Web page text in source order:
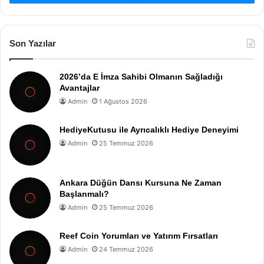
Son Yazılar
2026’da E İmza Sahibi Olmanın Sağladığı
Avantajlar
Admin 1 Ağustos 2026
HediyeKutusu ile Ayrıcalıklı Hediye Deneyimi
Admin 25 Temmuz 2026
Ankara Düğün Dansı Kursuna Ne Zaman
Başlanmalı?
Admin 25 Temmuz 2026
Reef Coin Yorumları ve Yatırım Fırsatları
Admin 24 Temmuz 2026